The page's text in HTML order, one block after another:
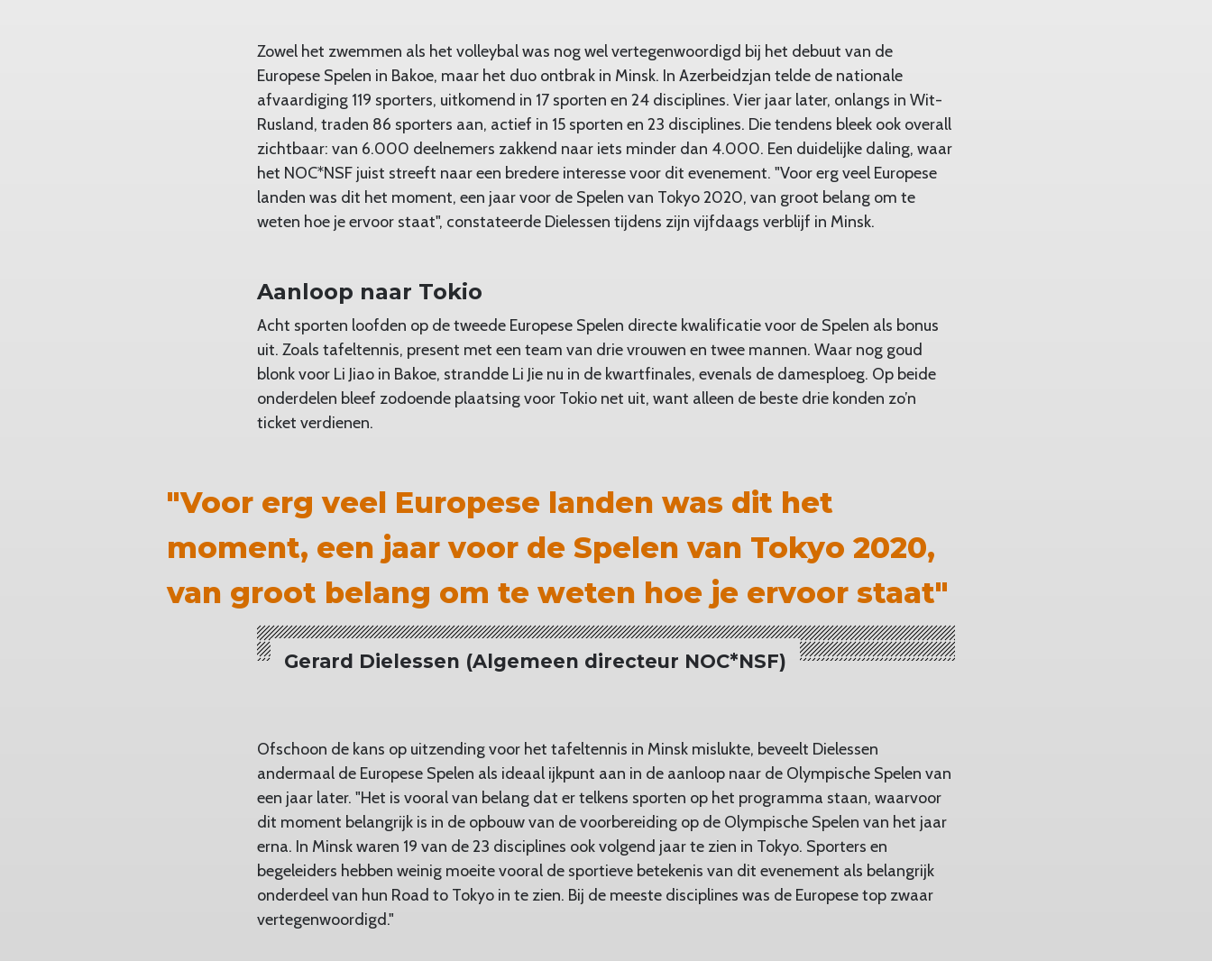
Zowel het zwemmen als het volleybal was nog wel vertegenwoordigd bij het debuut van de
Europese Spelen in Bakoe, maar het duo ontbrak in Minsk. In Azerbeidzjan telde de nationale
afvaardiging 119 sporters, uitkomend in 17 sporten en 24 disciplines. Vier jaar later, onlangs in Wit-
Rusland, traden 86 sporters aan, actief in 15 sporten en 23 disciplines. Die tendens bleek ook overall
zichtbaar: van 6.000 deelnemers zakkend naar iets minder dan 4.000. Een duidelijke daling, waar
het NOC*NSF juist streeft naar een bredere interesse voor dit evenement. "Voor erg veel Europese
landen was dit het moment, een jaar voor de Spelen van Tokyo 2020, van groot belang om te
weten hoe je ervoor staat", constateerde Dielessen tijdens zijn vijfdaags verblijf in Minsk.
Aanloop naar Tokio
Acht sporten loofden op de tweede Europese Spelen directe kwalificatie voor de Spelen als bonus
uit. Zoals tafeltennis, present met een team van drie vrouwen en twee mannen. Waar nog goud
blonk voor Li Jiao in Bakoe, strandde Li Jie nu in de kwartfinales, evenals de damesploeg. Op beide
onderdelen bleef zodoende plaatsing voor Tokio net uit, want alleen de beste drie konden zo’n
ticket verdienen.
"Voor erg veel Europese landen was dit het
moment, een jaar voor de Spelen van Tokyo 2020,
van groot belang om te weten hoe je ervoor staat"
Gerard Dielessen (Algemeen directeur NOC*NSF)
Ofschoon de kans op uitzending voor het tafeltennis in Minsk mislukte, beveelt Dielessen
andermaal de Europese Spelen als ideaal ijkpunt aan in de aanloop naar de Olympische Spelen van
een jaar later. "Het is vooral van belang dat er telkens sporten op het programma staan, waarvoor
dit moment belangrijk is in de opbouw van de voorbereiding op de Olympische Spelen van het jaar
erna. In Minsk waren 19 van de 23 disciplines ook volgend jaar te zien in Tokyo. Sporters en
begeleiders hebben weinig moeite vooral de sportieve betekenis van dit evenement als belangrijk
onderdeel van hun Road to Tokyo in te zien. Bij de meeste disciplines was de Europese top zwaar
vertegenwoordigd."